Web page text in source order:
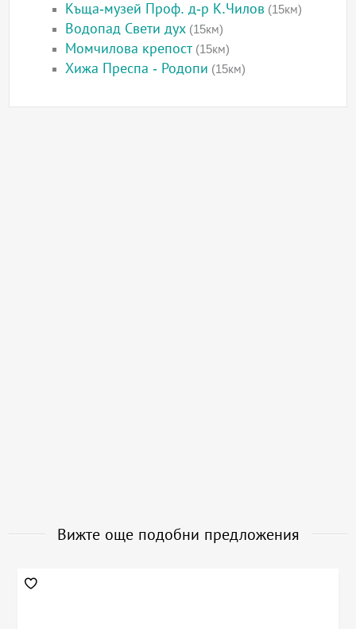
Къща-музей Проф. д-р К.Чилов (15км)
Водопад Свети дух (15км)
Момчилова крепост(15км)
Хижа Преспа - Родопи (15км)
Вижте още подобни предложения